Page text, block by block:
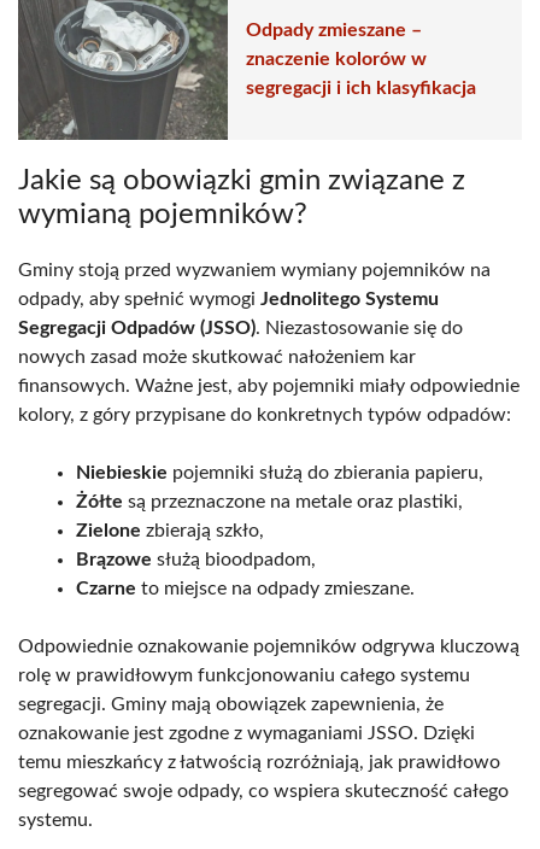
Odpady zmieszane –
znaczenie kolorów w
segregacji i ich klasyfikacja
Jakie są obowiązki gmin związane z
wymianą pojemników?
Gminy stoją przed wyzwaniem wymiany pojemników na
odpady, aby spełnić wymogi Jednolitego Systemu
Segregacji Odpadów (JSSO). Niezastosowanie się do
nowych zasad może skutkować nałożeniem kar
finansowych. Ważne jest, aby pojemniki miały odpowiednie
kolory, z góry przypisane do konkretnych typów odpadów:
Niebieskie pojemniki służą do zbierania papieru,
Żółte są przeznaczone na metale oraz plastiki,
Zielone zbierają szkło,
Brązowe służą bioodpadom,
Czarne to miejsce na odpady zmieszane.
Odpowiednie oznakowanie pojemników odgrywa kluczową
rolę w prawidłowym funkcjonowaniu całego systemu
segregacji. Gminy mają obowiązek zapewnienia, że
oznakowanie jest zgodne z wymaganiami JSSO. Dzięki
temu mieszkańcy z łatwością rozróżniają, jak prawidłowo
segregować swoje odpady, co wspiera skuteczność całego
systemu.